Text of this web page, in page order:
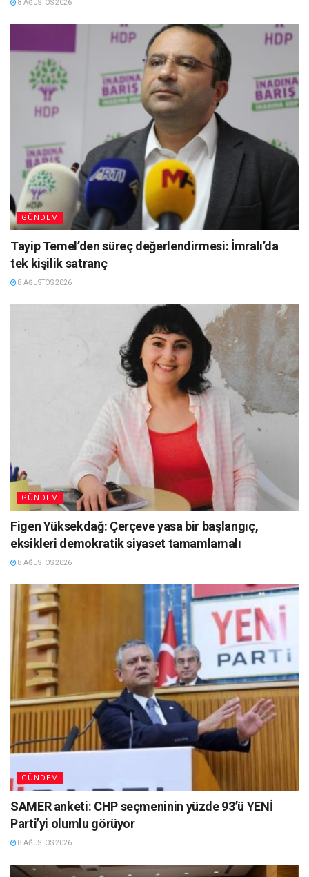
8 AĞUSTOS 2026
GÜNDEM
Tayip Temel’den süreç değerlendirmesi: İmralı’da
tek kişilik satranç
8 AĞUSTOS 2026
GÜNDEM
Figen Yüksekdağ: Çerçeve yasa bir başlangıç,
eksikleri demokratik siyaset tamamlamalı
8 AĞUSTOS 2026
GÜNDEM
SAMER anketi: CHP seçmeninin yüzde 93’ü YENİ
Parti’yi olumlu görüyor
8 AĞUSTOS 2026